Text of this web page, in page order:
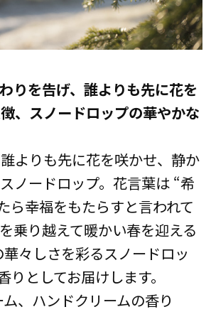
りを告げ、誰よりも先に花を
、スノードロップの華やかな
よりも先に花を咲かせ、静か
ノードロップ。花言葉は “希
ら幸福をもたらすと言われて
乗り越えて暖かい春を迎える
々しさを彩るスノードロッ
りとしてお届けします。
、ハンドクリームの香り